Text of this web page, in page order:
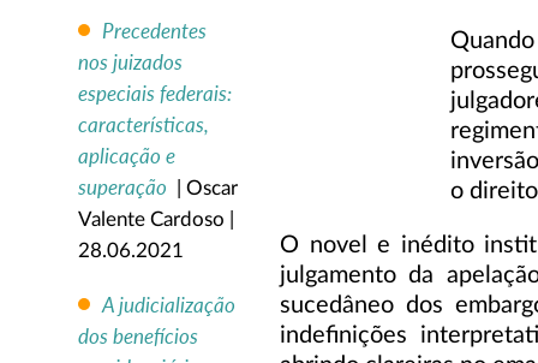
Precedentes
nos juizados
especiais federais:
características,
aplicação e
superação | Oscar
Valente Cardoso |
28.06.2021
A judicialização
dos benefícios
o
O novel e inédito
julgamento da
sucedâneo dos
indefinições